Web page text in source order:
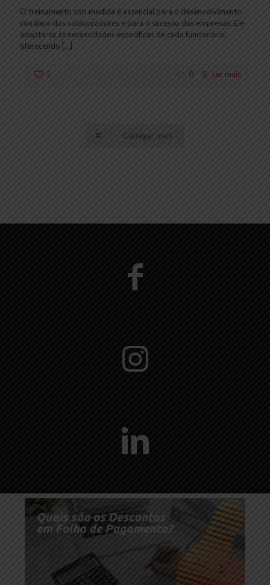
O treinamento sob medida é essencial para o desenvolvimento
contínuo dos colaboradores e para o sucesso das empresas. Ele
adapta-se às necessidades específicas de cada funcionário,
oferecendo […]
2 0 Ler mais
Carregar mais